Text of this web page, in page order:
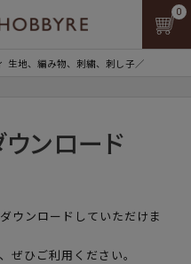
生地、編み物、刺繍、刺し子／
0
ンロード
ウンロードしていただけま
ぜひご利用ください。